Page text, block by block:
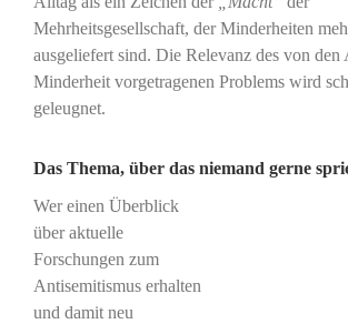
Mehrheitsgesellschaft, der Minderheiten
ausgeliefert sind. Die Relevanz des von den
Minderheit vorgetragenen Problems wird
geleugnet.
Das Thema, über das niemand gerne
Wer einen Überblick
über aktuelle
Forschungen zum
Antisemitismus erhalten
und damit neu